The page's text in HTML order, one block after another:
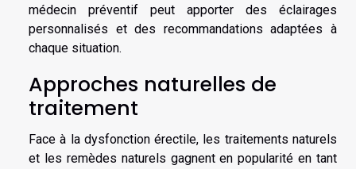
médecin préventif peut apporter des éclairages
personnalisés et des recommandations adaptées à
chaque situation.
Approches naturelles de
traitement
Face à la dysfonction érectile, les traitements naturels
et les remèdes naturels gagnent en popularité en tant